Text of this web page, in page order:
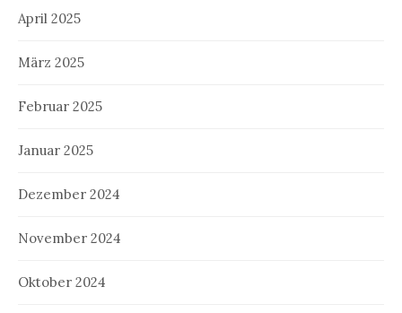
April 2025
März 2025
Februar 2025
Januar 2025
Dezember 2024
November 2024
Oktober 2024